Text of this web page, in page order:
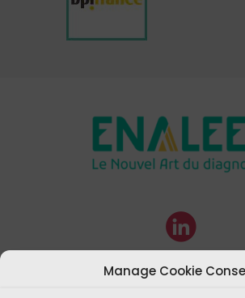
Manage Cookie